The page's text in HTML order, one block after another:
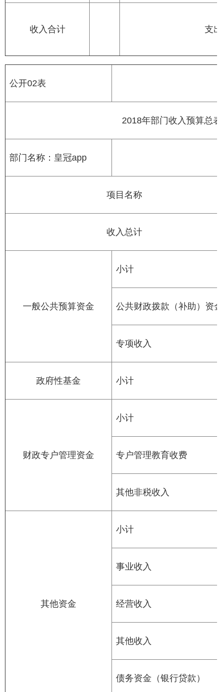
收入合计 支
公开02表
2018年部门收入预算总表
部门名称：皇冠app
项目名称
收入总计
一般公共预算资金
小计
公共财政拨款（补助）资
专项收入
政府性基金 小计
财政专户管理资金
小计
专户管理教育收费
其他非税收入
其他资金
小计
事业收入
经营收入
其他收入
债务资金（银行贷款）